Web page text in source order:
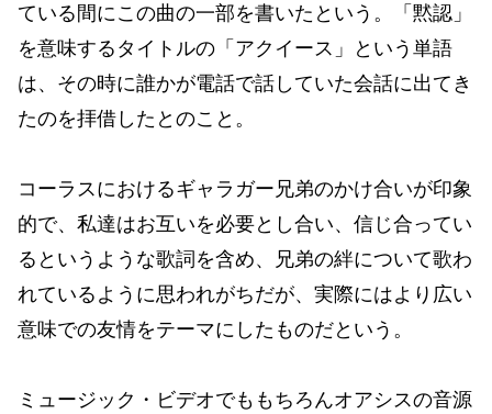
ている間にこの曲の一部を書いたという。「黙認」
を意味するタイトルの「アクイース」という単語
は、その時に誰かが電話で話していた会話に出てき
たのを拝借したとのこと。
コーラスにおけるギャラガー兄弟のかけ合いが印象
的で、私達はお互いを必要とし合い、信じ合ってい
るというような歌詞を含め、兄弟の絆について歌わ
れているように思われがちだが、実際にはより広い
意味での友情をテーマにしたものだという。
ミュージック・ビデオでももちろんオアシスの音源